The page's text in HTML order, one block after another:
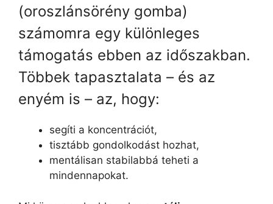
(oroszlánsörény gomba)
számomra egy különleges
támogatás ebben az időszakban.
Többek tapasztalata – és az
enyém is – az, hogy:
segíti a koncentrációt,
tisztább gondolkodást hozhat,
mentálisan stabilabbá teheti a
mindennapokat.